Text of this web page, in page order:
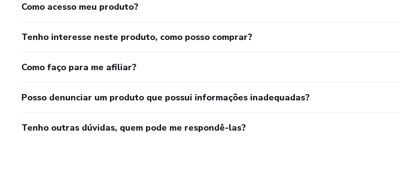
Como acesso meu produto?
Tenho interesse neste produto, como posso comprar?
Como faço para me afiliar?
Posso denunciar um produto que possui informações inadequadas?
Tenho outras dúvidas, quem pode me respondê-las?